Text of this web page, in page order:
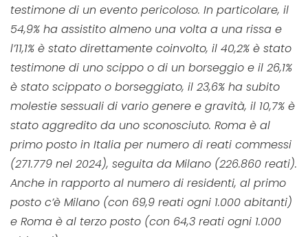
testimone di un evento pericoloso. In particolare, il
54,9% ha assistito almeno una volta a una rissa e
l’11,1% è stato direttamente coinvolto, il 40,2% è stato
testimone di uno scippo o di un borseggio e il 26,1%
è stato scippato o borseggiato, il 23,6% ha subito
molestie sessuali di vario genere e gravità, il 10,7% è
stato aggredito da uno sconosciuto. Roma è al
primo posto in Italia per numero di reati commessi
(271.779 nel 2024), seguita da Milano (226.860 reati).
Anche in rapporto al numero di residenti, al primo
posto c’è Milano (con 69,9 reati ogni 1.000 abitanti)
e Roma è al terzo posto (con 64,3 reati ogni 1.000